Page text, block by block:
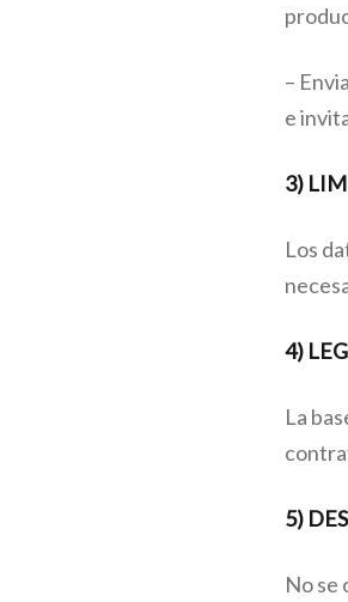
–
e
3)
Los
4)
La
5)
No se